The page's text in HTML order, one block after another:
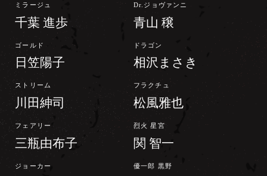
ミラージュ
千葉 進歩
Dr.ジョヴァンニ
青山 穣
ゴールド
日笠陽子
ドラゴン
相沢まさき
ストリーム
川田紳司
フラクチュ
松風雅也
フェアリー
三瓶由布子
烈火 星宮
関 智一
ジョーカー 優一郎 黒野